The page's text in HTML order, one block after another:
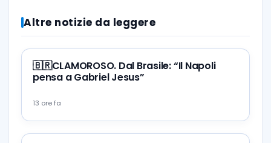
Altre notizie da leggere
🇧🇷CLAMOROSO. Dal Brasile: “Il Napoli
pensa a Gabriel Jesus”
13 ore fa